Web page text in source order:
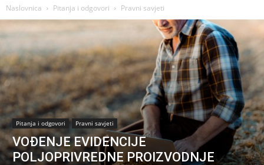
Naslovnica Pitanja i odgovori Pravni savjeti
Pitanja i odgovori Pravni savjeti
VOĐENJE EVIDENCIJE
POLJOPRIVREDNE PROIZVODNJE